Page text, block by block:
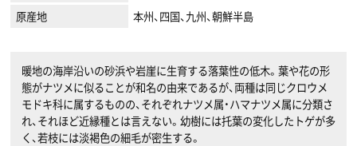
原産地
本州、四国、九州、朝鮮半島
暖地の海岸沿いの砂浜や岩崖に生育する落葉性の低木。葉や花の形
態がナツメに似ることが和名の由来であるが、両種は同じクロウメ
モドキ科に属するものの、それぞれナツメ属・ハマナツメ属に分類さ
れ、それほど近縁種とは言えない。幼樹には托葉の変化したトゲが多
く、若枝には淡褐色の細毛が密生する。